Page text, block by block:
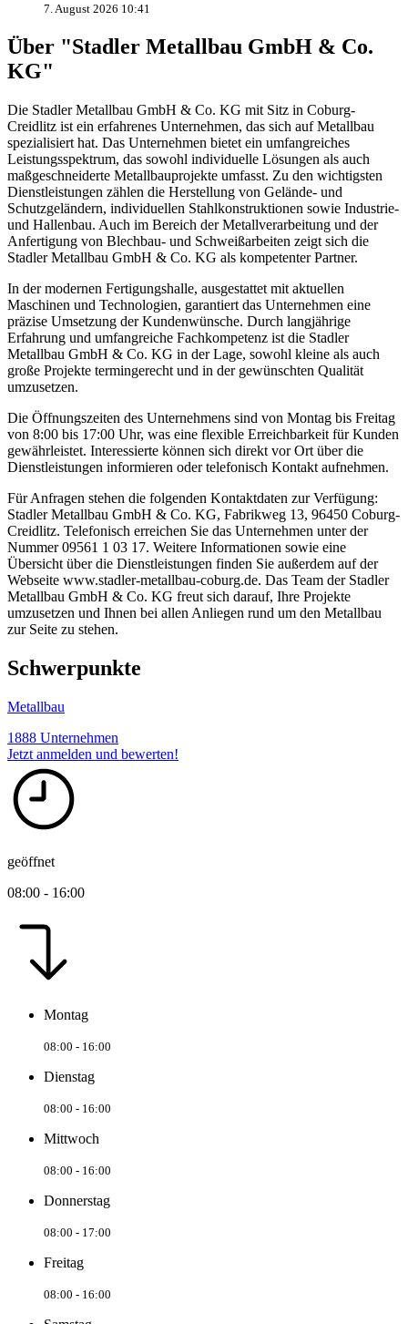
7. August 2026 10:41
Über "Stadler Metallbau GmbH & Co.
KG"
Die Stadler Metallbau GmbH & Co. KG mit Sitz in Coburg-
Creidlitz ist ein erfahrenes Unternehmen, das sich auf Metallbau
spezialisiert hat. Das Unternehmen bietet ein umfangreiches
Leistungsspektrum, das sowohl individuelle Lösungen als auch
maßgeschneiderte Metallbauprojekte umfasst. Zu den wichtigsten
Dienstleistungen zählen die Herstellung von Gelände- und
Schutzgeländern, individuellen Stahlkonstruktionen sowie Industrie-
und Hallenbau. Auch im Bereich der Metallverarbeitung und der
Anfertigung von Blechbau- und Schweißarbeiten zeigt sich die
Stadler Metallbau GmbH & Co. KG als kompetenter Partner.
In der modernen Fertigungshalle, ausgestattet mit aktuellen
Maschinen und Technologien, garantiert das Unternehmen eine
präzise Umsetzung der Kundenwünsche. Durch langjährige
Erfahrung und umfangreiche Fachkompetenz ist die Stadler
Metallbau GmbH & Co. KG in der Lage, sowohl kleine als auch
große Projekte termingerecht und in der gewünschten Qualität
umzusetzen.
Die Öffnungszeiten des Unternehmens sind von Montag bis Freitag
von 8:00 bis 17:00 Uhr, was eine flexible Erreichbarkeit für Kunden
gewährleistet. Interessierte können sich direkt vor Ort über die
Dienstleistungen informieren oder telefonisch Kontakt aufnehmen.
Für Anfragen stehen die folgenden Kontaktdaten zur Verfügung:
Stadler Metallbau GmbH & Co. KG, Fabrikweg 13, 96450 Coburg-
Creidlitz. Telefonisch erreichen Sie das Unternehmen unter der
Nummer 09561 1 03 17. Weitere Informationen sowie eine
Übersicht über die Dienstleistungen finden Sie außerdem auf der
Webseite www.stadler-metallbau-coburg.de. Das Team der Stadler
Metallbau GmbH & Co. KG freut sich darauf, Ihre Projekte
umzusetzen und Ihnen bei allen Anliegen rund um den Metallbau
zur Seite zu stehen.
Schwerpunkte
Metallbau
1888 Unternehmen
Jetzt anmelden und bewerten!
geöffnet
08:00 - 16:00
Montag
08:00 - 16:00
Dienstag
08:00 - 16:00
Mittwoch
08:00 - 16:00
Donnerstag
08:00 - 17:00
Freitag
08:00 - 16:00